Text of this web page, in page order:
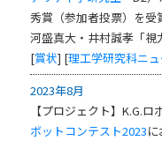
秀賞（参加者投票）を受
河盛真大・井村誠孝「視
[賞状] [理工学研究科ニ
2023年8月
【プロジェクト】K.G.
ボットコンテスト2023